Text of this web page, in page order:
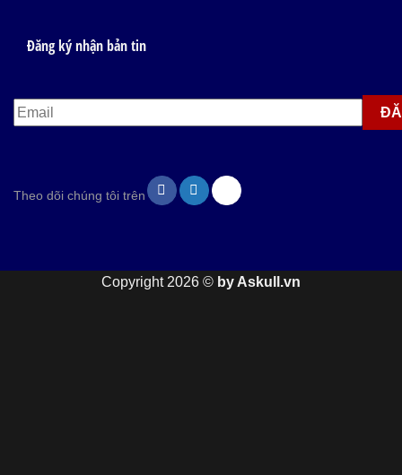
Đăng ký nhận bản tin
Theo dõi chúng tôi trên
Copyright 2026 © by Askull.vn